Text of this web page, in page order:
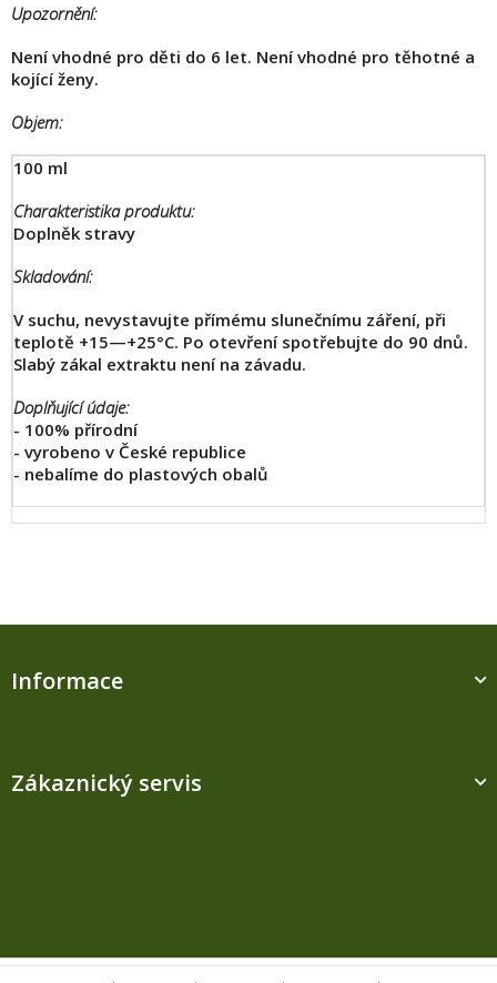
Upozornění:
Není vhodné pro děti do 6 let. Není vhodné pro těhotné a
kojící ženy.
Objem:
100 ml
Charakteristika produktu:
Doplněk stravy
Skladování:
V suchu, nevystavujte přímému slunečnímu záření, při
teplotě +15—+25°C. Po otevření spotřebujte do 90 dnů.
Slabý zákal extraktu není na závadu.
Doplňující údaje:
- 100% přírodní
- vyrobeno v České republice
- nebalíme do plastových obalů
Informace
Zákaznický servis